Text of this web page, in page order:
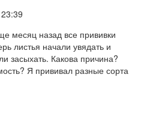
месяц назад все прививки
листья начали увядать и
засыхать. Какова причина?
Я прививал разные сорта